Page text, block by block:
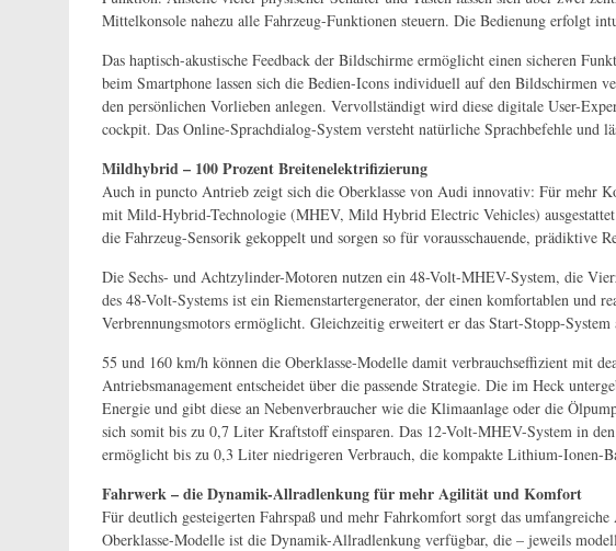
Mittelkonsole nahezu alle Fahrzeug-Funktionen steuern. Die Bedienung erfolgt
Das haptisch-akustische Feedback der Bildschirme ermöglicht einen sicheren
beim Smartphone lassen sich die Bedien-Icons individuell auf den Bildschirmen
den persönlichen Vorlieben anlegen. Vervollständigt wird diese digitale User-
cockpit. Das Online-Sprachdialog-System versteht natürliche Sprachbefehle und
Mildhybrid – 100 Prozent Breitenelektrifizierung
Auch in puncto Antrieb zeigt sich die Oberklasse von Audi innovativ: Für mehr
mit Mild-Hybrid-Technologie (MHEV, Mild Hybrid Electric Vehicles)
die Fahrzeug-Sensorik gekoppelt und sorgen so für vorausschauende, prädiktive
Die Sechs- und Achtzylinder-Motoren nutzen ein 48-Volt-MHEV-System, die
des 48-Volt-Systems ist ein Riemenstartergenerator, der einen komfortablen und
Verbrennungsmotors ermöglicht. Gleichzeitig erweitert er das Start-Stopp-
55 und 160 km/h können die Oberklasse-Modelle damit verbrauchseffizient mit
Antriebsmanagement entscheidet über die passende Strategie. Die im Heck
Energie und gibt diese an Nebenverbraucher wie die Klimaanlage oder die
sich somit bis zu 0,7 Liter Kraftstoff einsparen. Das 12-Volt-MHEV-System in
ermöglicht bis zu 0,3 Liter niedrigeren Verbrauch, die kompakte Lithium-Ionen-
Fahrwerk – die Dynamik-Allradlenkung für mehr Agilität und Komfort
Für deutlich gesteigerten Fahrspaß und mehr Fahrkomfort sorgt das
Oberklasse-Modelle ist die Dynamik-Allradlenkung verfügbar, die – jeweils